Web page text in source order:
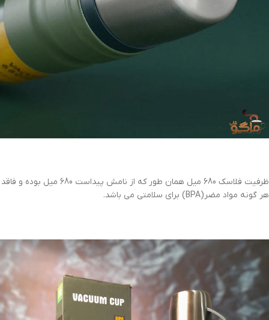
ظرفیت فلاسک 680 میل همان طور که از نامش پیداست 680 میل بوده و فاقد
هر گونه مواد مضر(BPA) برای سلامتی می باشد.